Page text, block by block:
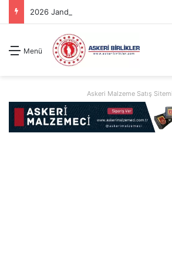
2026 Jandarma Uzman Erbaş Basvuru
Menü
Askeri Malzeme Satış